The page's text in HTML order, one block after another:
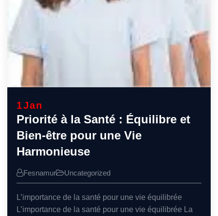
1Jan
Priorité à la Santé : Équilibre et
Bien-être pour une Vie
Harmonieuse
Fesnamur Uncategorized
L’importance de la santé pour une vie équilibrée
L’importance de la santé pour une vie équilibrée La